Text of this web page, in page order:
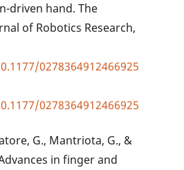
driven hand. The
of Robotics Research,
0278364912466925
0278364912466925
G., Mantriota, G., &
in finger and